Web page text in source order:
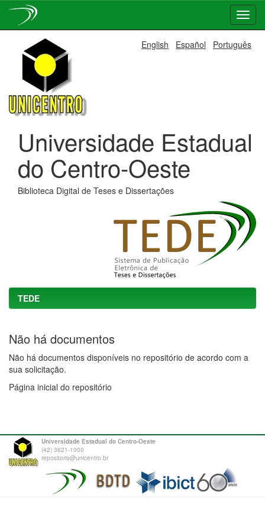
navigation
English Español Português
Universidade Estadual
do Centro-Oeste
Biblioteca Digital de Teses e Dissertações
TEDE
Não há documentos
Não há documentos disponíveis no repositório de acordo com a
sua solicitação.
Página inicial do repositório
Universidade Estadual do Centro-Oeste
(42) 3621-1000
repositorio@unicentro.br